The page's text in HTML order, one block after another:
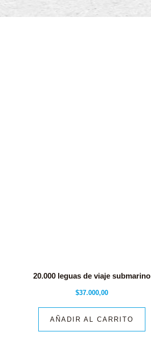
20.000 leguas de viaje submarino
$37.000,00
AÑADIR AL CARRITO